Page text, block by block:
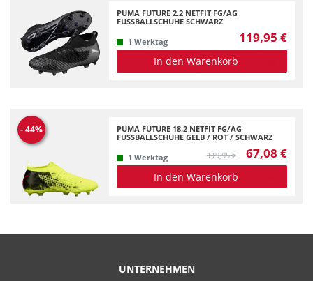
PUMA FUTURE 2.2 NETFIT FG/AG
FUSSBALLSCHUHE SCHWARZ
1 Werktag 119,95 €
In den Warenkorb
-44%
PUMA FUTURE 18.2 NETFIT FG/AG
FUSSBALLSCHUHE GELB / ROT / SCHWARZ
1 Werktag 119,95 € 67,08 €
In den Warenkorb
UNTERNEHMEN